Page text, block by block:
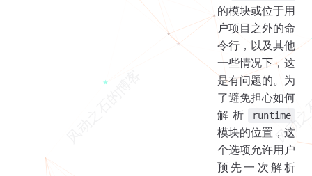
的模块或位于用
户项目之外的命
令行，以及其他
一些情况下，这
是有问题的。为
了避免担心如何
解析
runtime
模块的位置，这
个选项允许用户
预先一次解析